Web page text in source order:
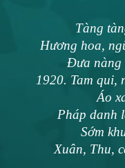
Tàng
Hương hoa,
Đưa nàng
1920. Tam qui,
Áo
Pháp danh
Sớm
Xuân, Thu,